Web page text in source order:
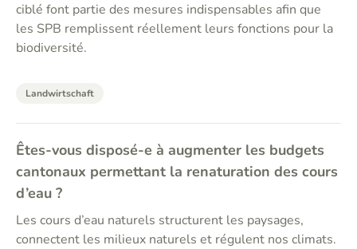
ciblé font partie des mesures indispensables afin que
les SPB remplissent réellement leurs fonctions pour la
biodiversité.
Landwirtschaft
Êtes-vous disposé-e à augmenter les budgets
cantonaux permettant la renaturation des cours
d’eau ?
Les cours d’eau naturels structurent les paysages,
connectent les milieux naturels et régulent nos climats.